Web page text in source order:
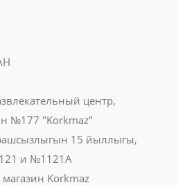
центр,
№177 "Korkmaz"
15 йыллыгы,
и №1121A
Korkmaz